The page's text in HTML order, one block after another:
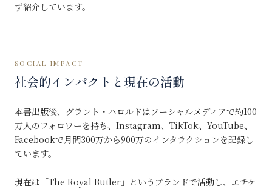
ず紹介しています。
SOCIAL IMPACT
社会的インパクトと現在の活動
本書出版後、グラント・ハロルドはソーシャルメディアで約100
万人のフォロワーを持ち、Instagram、TikTok、YouTube、
Facebookで月間300万から900万のインタラクションを記録し
ています。
現在は「The Royal Butler」というブランドで活動し、エチケ